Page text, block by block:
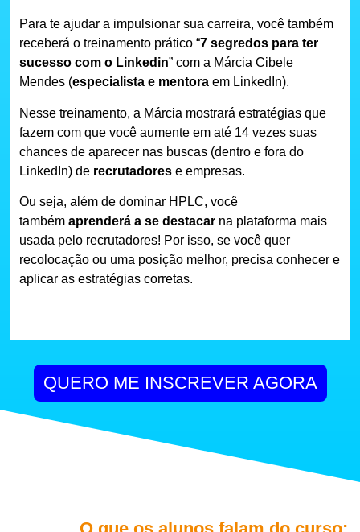
Para te ajudar a impulsionar sua carreira, você também
receberá o treinamento prático “7 segredos para ter
sucesso com o Linkedin” com a Márcia Cibele
Mendes (especialista e mentora em LinkedIn).
Nesse treinamento, a Márcia mostrará estratégias que
fazem com que você aumente em até 14 vezes suas
chances de aparecer nas buscas (dentro e fora do
LinkedIn) de recrutadores e empresas.
Ou seja, além de dominar HPLC, você
também aprenderá a se destacar na plataforma mais
usada pelo recrutadores! Por isso, se você quer
recolocação ou uma posição melhor, precisa conhecer e
aplicar as estratégias corretas.
QUERO ME INSCREVER AGORA